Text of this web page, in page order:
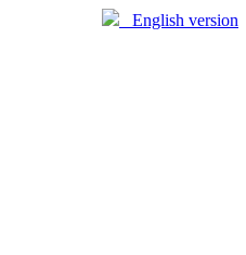
English version